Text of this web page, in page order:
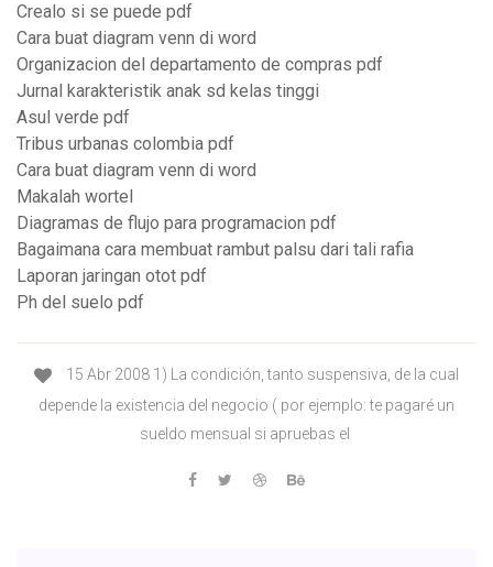
Crealo si se puede pdf
Cara buat diagram venn di word
Organizacion del departamento de compras pdf
Jurnal karakteristik anak sd kelas tinggi
Asul verde pdf
Tribus urbanas colombia pdf
Cara buat diagram venn di word
Makalah wortel
Diagramas de flujo para programacion pdf
Bagaimana cara membuat rambut palsu dari tali rafia
Laporan jaringan otot pdf
Ph del suelo pdf
15 Abr 2008 1) La condición, tanto suspensiva, de la cual
depende la existencia del negocio ( por ejemplo: te pagaré un
sueldo mensual si apruebas el